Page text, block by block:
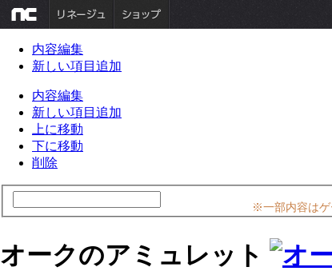
内容編集
新しい項目追加
内容編集
新しい項目追加
上に移動
下に移動
削除
※一部内容はゲ
オークのアミュレット